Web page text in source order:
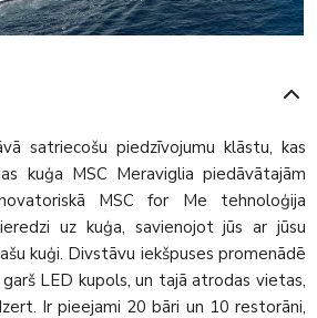
satriecošu piedzīvojumu klāstu, kas
kuģa MSC Meraviglia piedāvātajām
MSC for Me tehnoloģija
uz kuģa, savienojot jūs ar jūsu
kuģi. Divstāvu iekšpuses promenādē
LED kupols, un tajā atrodas vietas,
Ir pieejami 20 bāri un 10 restorāni,